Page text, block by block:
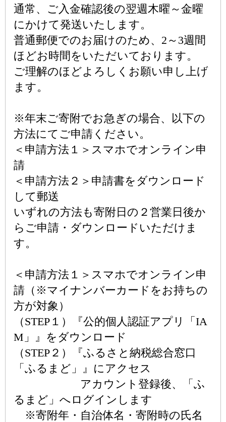
通常、ご入金確認後の翌週木曜～金曜
にかけて発送いたします。
普通郵便でのお届けのため、2～3週間
ほどお時間をいただいております。
ご理解のほどよろしくお願い申し上げ
ます。
※年末ご寄附でお急ぎの場合、以下の
方法にてご申請ください。
＜申請方法１＞スマホでオンライン申
請
＜申請方法２＞申請書をダウンロード
して郵送
いずれの方法も寄附日の２営業日後か
らご申請・ダウンロードいただけま
す。
＜申請方法１＞スマホでオンライン申
請（※マイナンバーカードをお持ちの
方が対象）
（STEP１）『公的個人認証アプリ「IA
M」』をダウンロード
（STEP２）『ふるさと納税総合窓口
「ふるまど」』にアクセス
アカウント登録後、「ふ
るまど」へログインします
※寄附年・自治体名・寄附時の氏名